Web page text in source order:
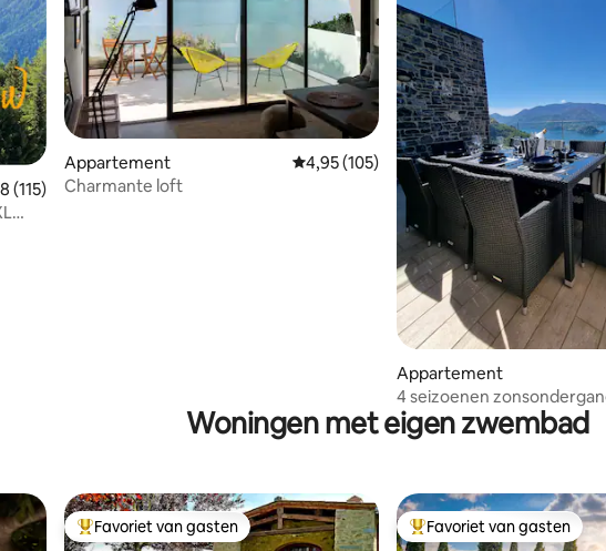
beoordeling van 4,98 uit 5, 115 recensies
(115)
Appartement Gemiddelde beoordeling van 4,95 uit 5,
4,95 (105)
Charmante loft
Appartement
4 seizoenen
Woningen met eigen zwembad
Topfavoriet van gasten
Favoriet van gasten Topfavoriet van gasten
Favoriet van gasten